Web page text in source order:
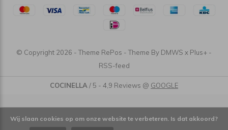
© Copyright 2026 - Theme RePos - Theme By DMWS x Plus+ -
RSS-feed
COCINELLA / 5 - 4,9 Reviews @ GOOGLE
Wij slaan cookies op om onze website te verbeteren. Is dat akkoord?